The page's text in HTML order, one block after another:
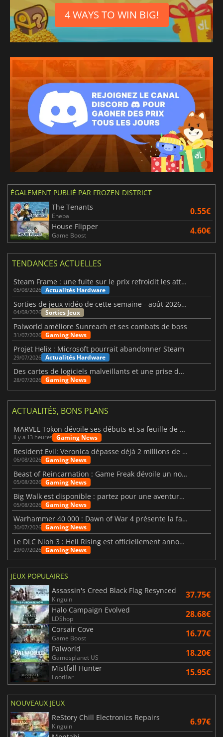
4 WAYS TO WIN BIG!
ÉGALEMENT PUBLIÉ PAR FROZEN DISTRICT
The Tenants
Eneba 0.55€
House Flipper
Game Boost 4.60€
TENDANCES ACTUELLES
Steam Frame : une fuite sur le prix refroidit les attentes VR
05/08/2026 Actualités Hardware
Sorties de jeux vidéo de cette semaine - août 2026 (semaine 32)
04/08/2026 Sorties Jeux
Palworld améliore Sunreach et ses combats de boss
31/07/2026 Gaming News
Projet Helix : Microsoft pourrait abandonner Steam
29/07/2026 Actualités Hardware
Des cartes de logiciels malveillants et une prise de contrôle de Discord ont touché Meccha Chameleon
28/07/2026 Gaming News
ACTUALITÉS, BONS PLANS
MARVEL Tōkon dévoile ses débuts et sa feuille de route
il y a 13 heures Gaming News
Resident Evil: Veronica dépasse déjà 2 millions de wishlists
06/08/2026 Gaming News
Beast of Reincarnation : Game Freak dévoile un nouveau pari
05/08/2026 Gaming News
Big Walk est disponible : partez pour une aventure entre amis
05/08/2026 Gaming News
Warhammer 40 000 : Dawn of War 4 présente la faction des Nécrons
30/07/2026 Gaming News
Le DLC Nioh 3 : Hell Rising est officiellement annoncé
29/07/2026 Gaming News
JEUX POPULAIRES
Assassin's Creed Black Flag Resynced
Kinguin 37.75€
Halo Campaign Evolved
LDShop 28.68€
Corsair Cove
Game Boost 16.77€
Palworld
Gamesplanet US 18.20€
Mistfall Hunter
LootBar 15.95€
NOUVEAUX JEUX
ReStory Chill Electronics Repairs
Kinguin 6.97€